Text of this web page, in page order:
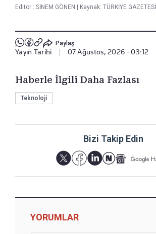
Editör : SİNEM GÖNEN Kaynak: TÜRKİYE GAZETESİ
Paylaş
Yayın Tarihi 07 Ağustos, 2026 - 03:12
Haberle İlgili Daha Fazlası
Teknoloji
Bizi Takip Edin
YORUMLAR